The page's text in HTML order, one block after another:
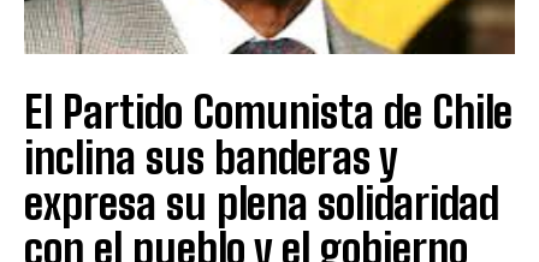
El Partido Comunista de Chile
inclina sus banderas y
expresa su plena solidaridad
con el pueblo y el gobierno